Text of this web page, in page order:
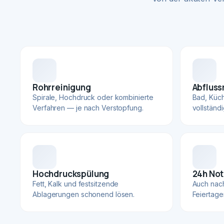
Rohrreinigung
Spirale, Hochdruck oder kombinierte
Verfahren — je nach Verstopfung.
Bad,
Hochdruckspülung
Fett, Kalk und festsitzende
Ablagerungen schonend lösen.
24h
Auch